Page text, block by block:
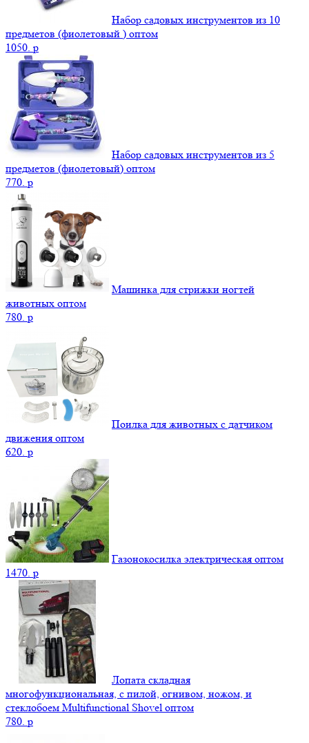
Набор садовых инструментов из 10
предметов (фиолетовый ) оптом
1050. p
Набор садовых инструментов из 5
предметов (фиолетовый) оптом
770. p
Машинка для стрижки ногтей
животных оптом
780. p
Поилка для животных с датчиком
движения оптом
620. p
Газонокосилка электрическая оптом
1470. p
Лопата складная
многофункциональная, с пилой, огнивом, ножом, и
стеклобоем Multifunctional Shovel оптом
780. p